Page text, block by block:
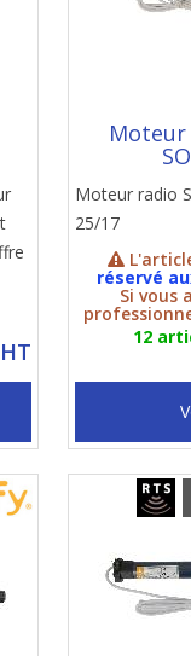
Moteur radio
25/17
réservé
Si vous
12